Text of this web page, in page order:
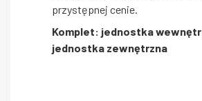
przystępnej cenie.
Komplet: jednostka
jednostka zewnętrzna